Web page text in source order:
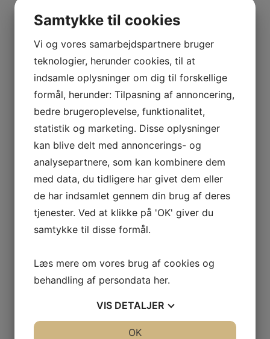
Yderligere information
Yderligere information
Størrelse
0-16 mm
Afdeling
Hjøllund, Hedevej
RELATEREDE VARER
LÆS MERE
LÆS MERE
BUNDSIKRINGSAND 0-4 MM
Samtykke til cookies
Vi og vores samarbejdspartnere bruger
teknologier, herunder cookies, til at
indsamle oplysninger om dig til forskellige
formål, herunder: Tilpasning af annoncering,
bedre brugeroplevelse, funktionalitet,
statistik og marketing. Disse oplysninger
kan blive delt med annoncerings- og
analysepartnere, som kan kombinere dem
med data, du tidligere har givet dem eller
de har indsamlet gennem din brug af deres
tjenester. Ved at klikke på 'OK' giver du
samtykke til disse formål.
Læs mere om vores brug af cookies og
behandling af persondata her.
VIS DETALJER
OK